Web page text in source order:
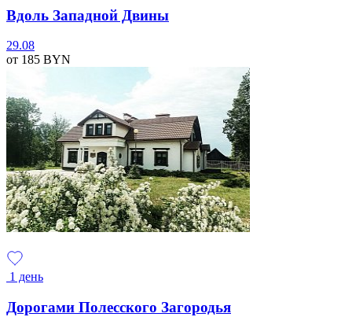
Вдоль Западной Двины
29.08
от 185 BYN
1 день
Дорогами Полесского Загородья